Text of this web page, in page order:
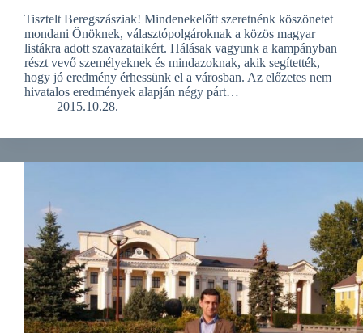
Tisztelt Beregszásziak! Mindenekelőtt szeretnénk köszönetet
mondani Önöknek, választópolgároknak a közös magyar
listákra adott szavazataikért. Hálásak vagyunk a kampányban
részt vevő személyeknek és mindazoknak, akik segítették,
hogy jó eredmény érhessünk el a városban. Az előzetes nem
hivatalos eredmények alapján négy párt…
2015.10.28.